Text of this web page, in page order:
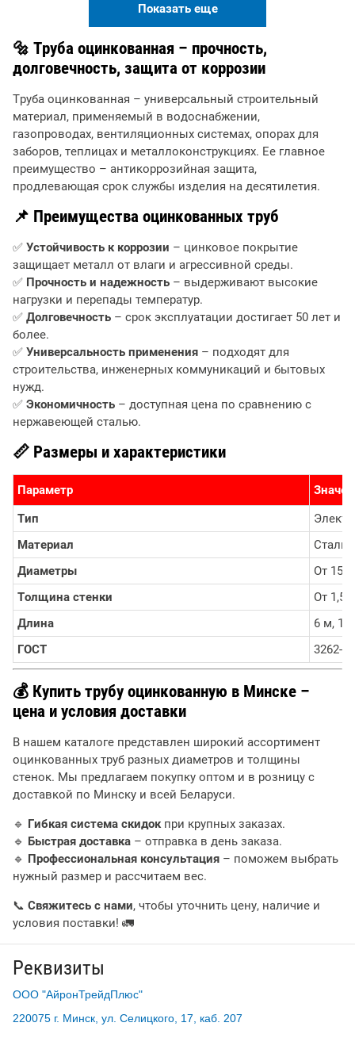
Реквизиты
ООО "АйронТрейдПлюс"
220075 г. Минск, ул. Селицкого, 17, каб. 207
Показать еще
🔩 Труба оцинкованная – прочность,
долговечность, защита от коррозии
Труба оцинкованная – универсальный строительный
материал, применяемый в водоснабжении,
газопроводах, вентиляционных системах, опорах для
заборов, теплицах и металлоконструкциях. Ее главное
преимущество – антикоррозийная защита,
продлевающая срок службы изделия на десятилетия.
📌 Преимущества оцинкованных труб
✅ Устойчивость к коррозии – цинковое покрытие
защищает металл от влаги и агрессивной среды.
✅ Прочность и надежность – выдерживают высокие
нагрузки и перепады температур.
✅ Долговечность – срок эксплуатации достигает 50 лет и
более.
✅ Универсальность применения – подходят для
строительства, инженерных коммуникаций и бытовых
нужд.
✅ Экономичность – доступная цена по сравнению с
нержавеющей сталью.
📏 Размеры и характеристики
Параметр
Тип
Материал
Сталь
Диаметры
От 15
Толщина стенки
От 1,5
Длина
6 м, 12
ГОСТ
3262-
💰 Купить трубу оцинкованную в Минске –
цена и условия доставки
В нашем каталоге представлен широкий ассортимент
оцинкованных труб разных диаметров и толщины
стенок. Мы предлагаем покупку оптом и в розницу с
доставкой по Минску и всей Беларуси.
🔹 Гибкая система скидокпри крупных заказах.
🔹 Быстрая доставка – отправка в день заказа.
🔹 Профессиональная консультация – поможем выбрать
нужный размер и рассчитаем вес.
📞 Свяжитесь с нами, чтобы уточнить цену, наличие и
условия поставки! 🚛